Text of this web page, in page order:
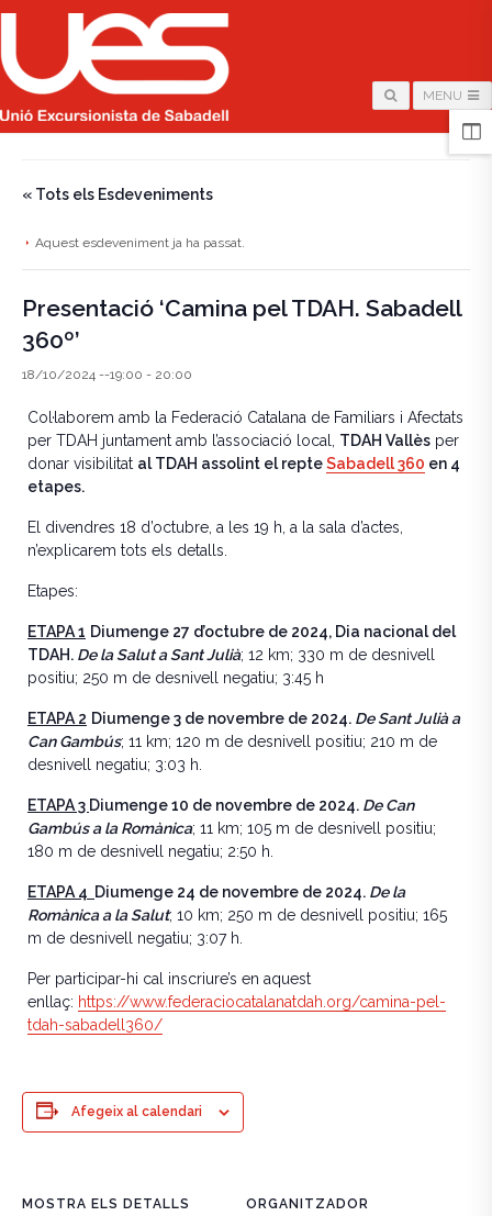
MENU
« Tots els Esdeveniments
Aquest esdeveniment ja ha passat.
Presentació ‘Camina pel TDAH. Sabadell
360º’
18/10/2024 --19:00 - 20:00
Col·laborem amb la Federació Catalana de Familiars i Afectats
per TDAH juntament amb l’associació local, TDAH Vallès per
donar visibilitat al TDAH assolint el repteSabadell 360 en 4
etapes.
El divendres 18 d’octubre, a les 19 h, a la sala d’actes,
n’explicarem tots els detalls.
Etapes:
ETAPA 1 Diumenge 27 d’octubre de 2024, Dia nacional del
TDAH. De la Salut a Sant Julià; 12 km; 330 m de desnivell
positiu; 250 m de desnivell negatiu; 3:45 h
ETAPA 2 Diumenge 3 de novembre de 2024. De Sant Julià a
Can Gambús; 11 km; 120 m de desnivell positiu; 210 m de
desnivell negatiu; 3:03 h.
ETAPA 3 Diumenge 10 de novembre de 2024. De Can
Gambús a la Romànica; 11 km; 105 m de desnivell positiu;
180 m de desnivell negatiu; 2:50 h.
ETAPA 4 Diumenge 24 de novembre de 2024. De la
Romànica a la Salut; 10 km; 250 m de desnivell positiu; 165
m de desnivell negatiu; 3:07 h.
Per participar-hi cal inscriure’s en aquest
enllaç: https://www.federaciocatalanatdah.org/camina-pel-
tdah-sabadell360/
Afegeix al calendari
MOSTRA ELS DETALLS
ORGANITZADOR